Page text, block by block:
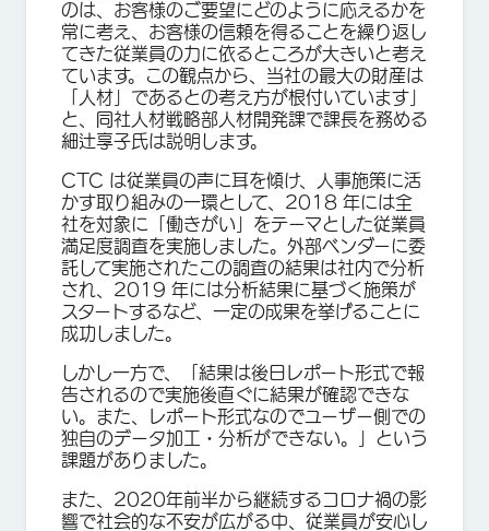
のは、お客様のご要望にどのように応えるかを
常に考え、お客様の信頼を得ることを繰り返し
てきた従業員の力に依るところが大きいと考え
ています。この観点から、当社の最大の財産は
「人材」であるとの考え方が根付いています」
と、同社人材戦略部人材開発課で課長を務める
細辻享子氏は説明します。
CTC は従業員の声に耳を傾け、人事施策に活
かす取り組みの一環として、2018 年には全
社を対象に「働きがい」をテーマとした従業員
満足度調査を実施しました。外部ベンダーに委
託して実施されたこの調査の結果は社内で分析
され、2019 年には分析結果に基づく施策が
スタートするなど、一定の成果を挙げることに
成功しました。
しかし一方で、「結果は後日レポート形式で報
告されるので実施後直ぐに結果が確認できな
い。また、レポート形式なのでユーザー側での
独自のデータ加工・分析ができない。」という
課題がありました。
また、2020年前半から継続するコロナ禍の影
響で社会的な不安が広がる中、従業員が安心し